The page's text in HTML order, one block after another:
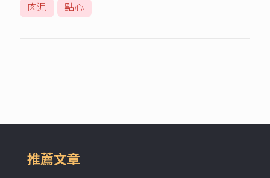
肉泥
點心
推薦文章